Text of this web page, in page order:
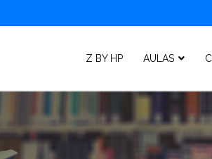
Z BY HP AULAS